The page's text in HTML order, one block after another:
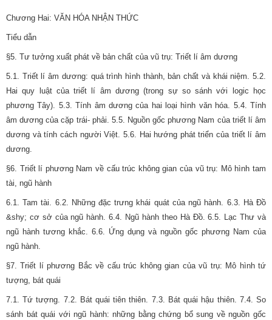
Chương Hai: VĂN HÓA NHẬN THỨC
Tiểu dẫn
§5. Tư tưởng xuất phát về bản chất của vũ trụ: Triết lí âm dương
5.1. Triết lí âm dương: quá trình hình thành, bản chất và khái niệm. 5.2.
Hai quy luật của triết lí âm dương (trong sự so sánh với logic học
phương Tây). 5.3. Tính âm dương của hai loại hình văn hóa. 5.4. Tính
âm dương của cặp trái- phải. 5.5. Nguồn gốc phương Nam của triết lí âm
dương và tính cách người Việt. 5.6. Hai hướng phát triển của triết lí âm
dương.
§6. Triết lí phương Nam về cấu trúc không gian của vũ trụ: Mô hình tam
tài, ngũ hành
6.1. Tam tài. 6.2. Những đặc trưng khái quát của ngũ hành. 6.3. Hà Đồ
&shy; cơ sở của ngũ hành. 6.4. Ngũ hành theo Hà Đồ. 6.5. Lạc Thư và
ngũ hành tương khắc. 6.6. Ứng dụng và nguồn gốc phương Nam của
ngũ hành.
§7. Triết lí phương Bắc về cấu trúc không gian của vũ trụ: Mô hình tứ
tượng, bát quái
7.1. Tứ tượng. 7.2. Bát quái tiên thiên. 7.3. Bát quái hậu thiên. 7.4. So
sánh bát quái với ngũ hành: những bằng chứng bổ sung về nguồn gốc